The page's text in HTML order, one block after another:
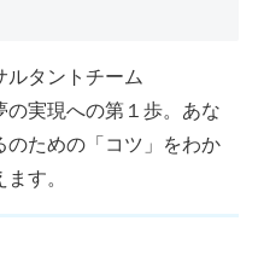
タントチーム
の実現への第１歩。あな
のための「コツ」をわか
す。